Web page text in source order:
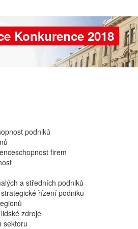
Konkurence 2018
podniků
firem
a středních podniků
řízení podniku
zdroje
sektoru